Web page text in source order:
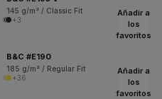
145 g/m² / Classic Fit
+3
Añadir a
los
favoritos
B&C #E190
185 g/m² / Regular Fit
+36
Añadir a
los
favoritos